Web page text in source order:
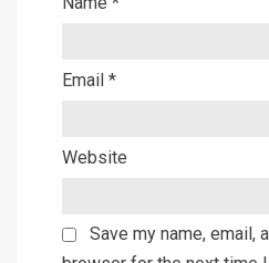
Email *
Website
Save my name, email,